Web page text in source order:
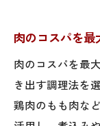
肉のコスパを
肉のコスパを最
き出す調理法を
鶏肉のもも肉な